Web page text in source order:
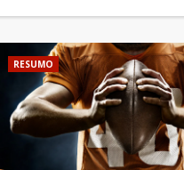
RESUMO